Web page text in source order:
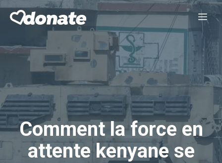
Aller
Comment la force en
attente kenyane se